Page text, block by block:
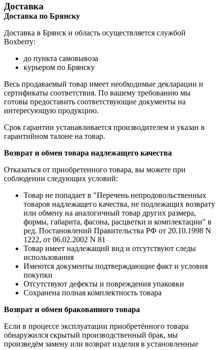
Доставка
Доставка по Брянску
Доставка в Брянск и область осуществляется службой
Boxberry:
до пункта самовывоза
курьером по Брянску
Весь продаваемый товар имеет необходимые декларации и
сертификаты соответствия. По вашему требованию мы
готовы предоставить соответствующие документы на
интересующую продукцию.
Срок гарантии устанавливается производителем и указан в
гарантийном талоне на товар.
Возврат и обмен товара надлежащего качества
Отказаться от приобретенного товара, вы можете при
соблюдении следующих условий:
Товар не попадает в "Перечень непродовольственных
товаров надлежащего качества, не подлежащих возврату
или обмену на аналогичный товар других размера,
формы, габарита, фасона, расцветки и комплектации" в
ред. Постановлений Правительства РФ от 20.10.1998 N
1222, от 06.02.2002 N 81
Товар имеет надлежащий вид и отсутствуют следы
использования
Имеются документы подтверждающие факт и условия
покупки
Отсутствуют дефекты и повреждения упаковки
Сохранена полная комплектность товара
Возврат и обмен бракованного товара
Если в процессе эксплуатации приобретённого товара
обнаружился скрытый производственный брак, мы
произведём замену или возврат изделия в установленные